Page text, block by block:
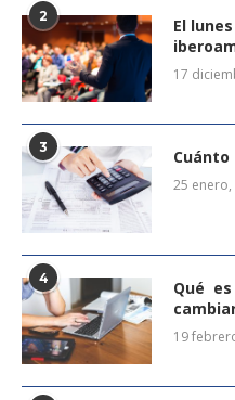
2
El
17
3 Cuánto
25 enero,
4
Qué es
19